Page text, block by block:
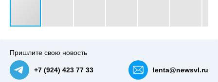
Пришлите свою новость
+7 (924) 423 77 33 lenta@newsvl.ru